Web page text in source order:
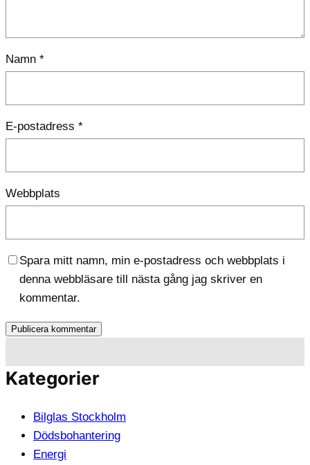
Namn *
E-postadress *
Webbplats
Spara mitt namn, min e-postadress och webbplats i
denna webbläsare till nästa gång jag skriver en
kommentar.
Kategorier
Bilglas Stockholm
Dödsbohantering
Energi